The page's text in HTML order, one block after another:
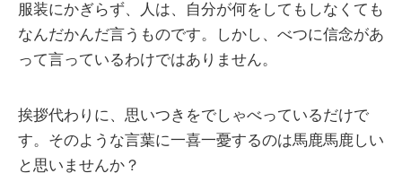
服装にかぎらず、人は、自分が何をしてもしなくても
なんだかんだ言うものです。しかし、べつに信念があ
って言っているわけではありません。
挨拶代わりに、思いつきをでしゃべっているだけで
す。そのような言葉に一喜一憂するのは馬鹿馬鹿しい
と思いませんか？